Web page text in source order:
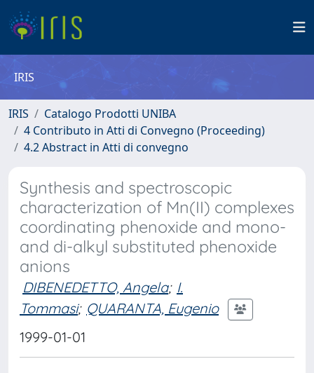
IRIS
IRIS
Catalogo Prodotti UNIBA
4 Contributo in Atti di Convegno (Proceeding)
4.2 Abstract in Atti di convegno
Synthesis and spectroscopic
characterization of Mn(II) complexes
coordinating phenoxide and mono-
and di-alkyl substituted phenoxide
anions
DIBENEDETTO, Angela; I.
Tommasi; QUARANTA, Eugenio
1999-01-01